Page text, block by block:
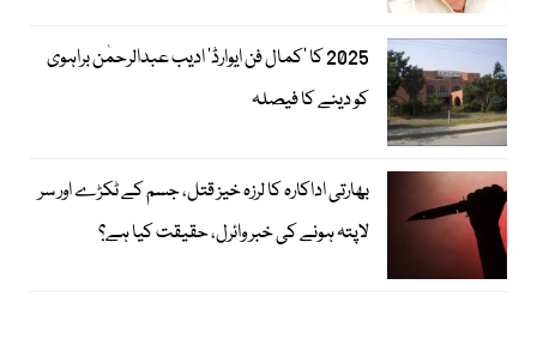
2025 کا ’کمال فن ایوارڈ‘ ادیب عبدالرحمٰن براہوی
کو دینے کا فیصلہ
بھارتی اداکارہ کا لرزہ خیز قتل، جسم کے ٹکڑے اور سر
لاپتہ ہونے کی خبر وائرل، حقیقت کیا ہے؟